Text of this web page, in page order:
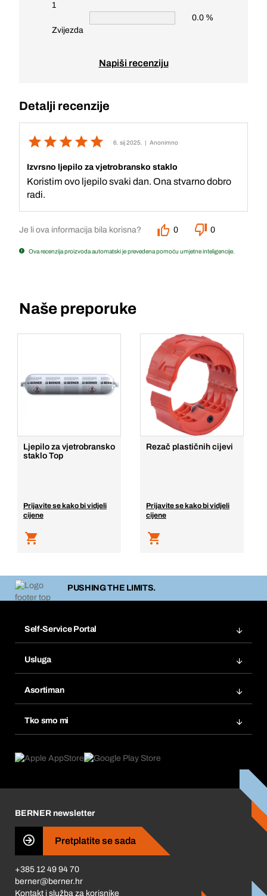
1
Zvijezda
0.0 %
Napiši recenziju
Detalji recenzije
6. sij 2025. | Anonimno
Izvrsno ljepilo za vjetrobransko staklo
Koristim ovo ljepilo svaki dan. Ona stvarno dobro
radi.
Je li ova informacija bila korisna? 0 0
Ova recenzija proizvoda automatski je prevedena pomoću umjetne inteligencije.
Naše preporuke
Ljepilo za vjetrobransko
staklo Top
Prijavite se kako bi vidjeli
cijene
Rezač plastičnih cijevi
Prijavite se kako bi vidjeli
cijene
PUSHING THE LIMITS.
Self-Service Portal
Popisi želja
Ponovno naručivanje
Pretplate
Usluga
Tražitelji proizvoda
Asortiman
Tko smo mi
Što nas pokreće
Business Conduct
BERNER newsletter
Pretplatite se sada
+385 12 49 94 70
berner@berner.hr
Kontakt i služba za korisnike